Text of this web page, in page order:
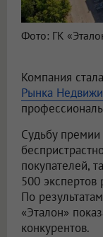
Фото: ГК
Компания
Рынка
Судьбу
покупателей,
500
По
«Эталон»
конкурентов.